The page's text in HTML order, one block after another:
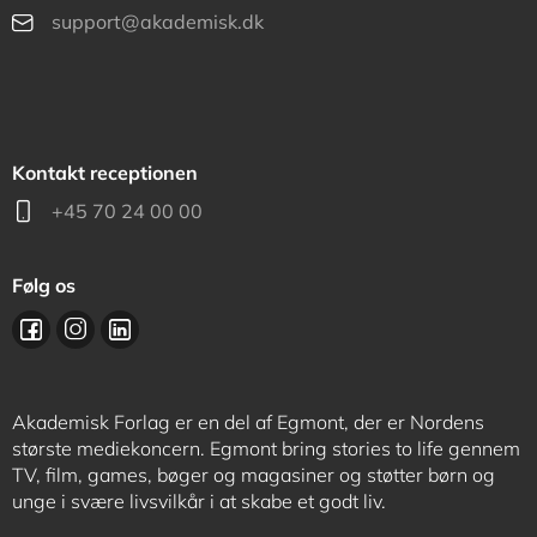
support@akademisk.dk
Kontakt receptionen
+45 70 24 00 00
Følg os
Akademisk Forlag er en del af Egmont, der er Nordens
største mediekoncern. Egmont bring stories to life gennem
TV, film, games, bøger og magasiner og støtter børn og
unge i svære livsvilkår i at skabe et godt liv.